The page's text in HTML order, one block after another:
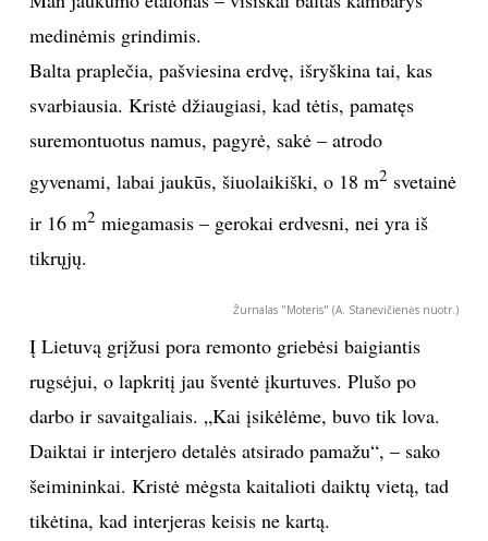
PRIVATUMO POLITIKA
Sekite mus:
PRENUMERUOK
NAUJIENLAIŠKĮ
Prenumeruodami portalą,
taisyklėmis
medinėmis grindimis.
Balta praplečia, pašviesina erdvę, išryškina tai, kas
svarbiausia. Kristė džiaugiasi, kad tėtis, pamatęs
suremontuotus namus, pagyrė, sakė – atrodo
gyvenami, labai jaukūs, šiuolaikiški, o 18 m2 svetainė
ir 16 m2 miegamasis – gerokai erdvesni, nei yra iš
tikrųjų.
Žurnalas "Moteris" (A. Stanevičienės nuotr.)
Į Lietuvą grįžusi pora remonto griebėsi baigiantis
rugsėjui, o lapkritį jau šventė įkurtuves. Plušo po
darbo ir savaitgaliais. „Kai įsikėlėme, buvo tik lova.
Daiktai ir interjero detalės atsirado pamažu“, – sako
šeimininkai. Kristė mėgsta kaitalioti daiktų vietą, tad
tikėtina, kad interjeras keisis ne kartą.